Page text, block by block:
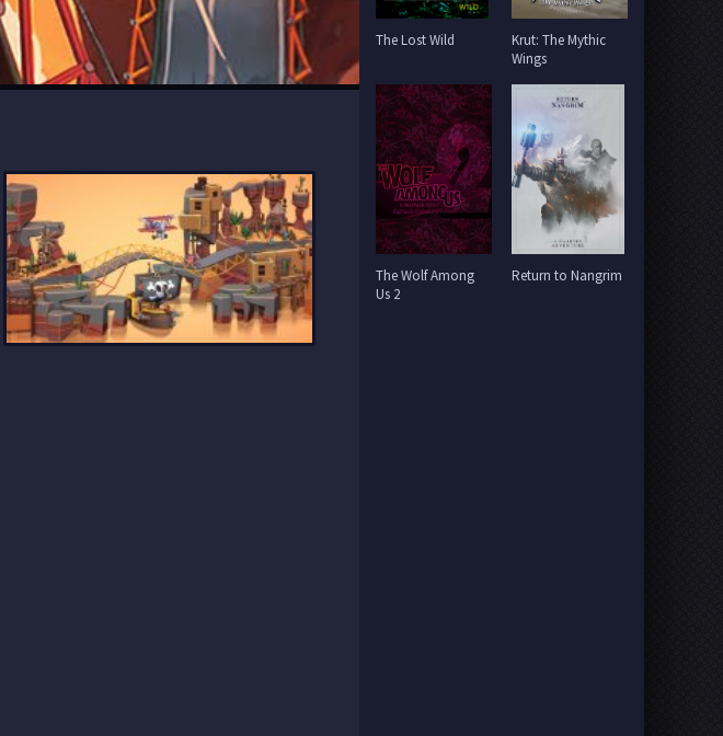
The Lost Wild
Krut: The Mythic
Wings
The Wolf Among
Us 2
Return to Nangrim